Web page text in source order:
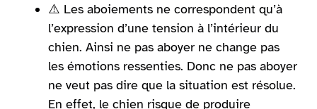
⚠️ Les aboiements ne correspondent qu’à
l’expression d’une tension à l’intérieur du
chien. Ainsi ne pas aboyer ne change pas
les émotions ressenties. Donc ne pas aboyer
ne veut pas dire que la situation est résolue.
En effet, le chien risque de produire